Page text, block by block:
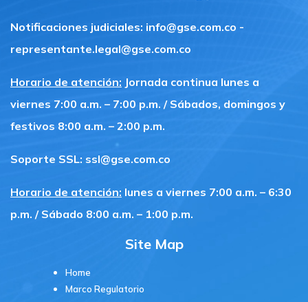
Notificaciones judiciales: info@gse.com.co -
representante.legal@gse.com.co
Horario de atención: Jornada continua lunes a
viernes 7:00 a.m. – 7:00 p.m. / Sábados, domingos y
festivos 8:00 a.m. – 2:00 p.m.
Soporte SSL: ssl@gse.com.co
Horario de atención: lunes a viernes 7:00 a.m. – 6:30
p.m. / Sábado 8:00 a.m. – 1:00 p.m.
Site Map
Home
Marco Regulatorio